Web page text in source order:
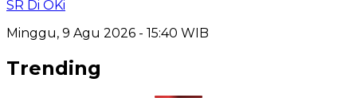
SR Di OKi
Minggu, 9 Agu 2026 - 15:40 WIB
Trending